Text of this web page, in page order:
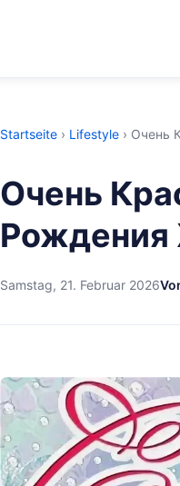
Startseite › Lifestyle › Очень
Очень
Samstag, 21. Februar 2026